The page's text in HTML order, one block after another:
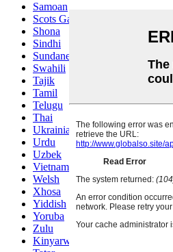
Samoan
Scots Gaelic
Shona
Sindhi
Sundanese
Swahili
Tajik
Tamil
Telugu
Thai
Ukrainian
Urdu
Uzbek
Vietnamese
Welsh
Xhosa
Yiddish
Yoruba
Zulu
Kinyarwanda